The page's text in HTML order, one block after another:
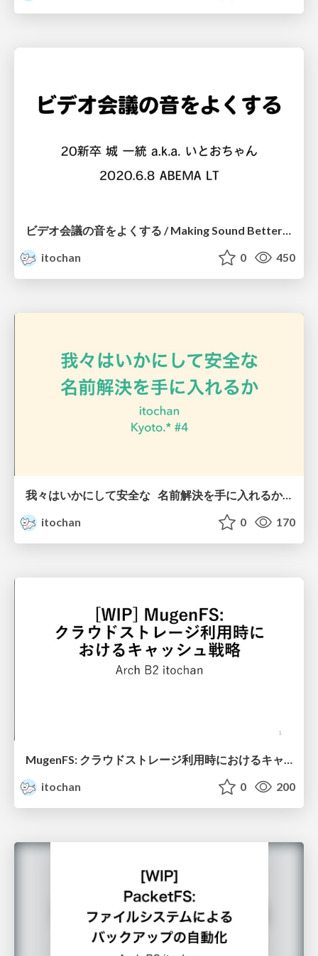
itochan
0 450
我々はいかにして安全な 名前解決を手に入れるか / How do we get secure name resolution
itochan
0 170
MugenFS: クラウドストレージ利用時におけるキャッシュ戦略
itochan
0 200